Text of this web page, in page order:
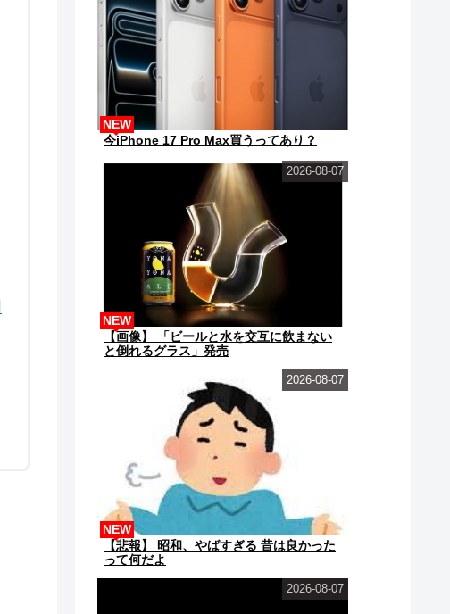
今iPhone 17 Pro Max買うってあり？
NEW
【画像】 「ビールと水を交互に飲まない
と倒れるグラス」発売
NEW
2026-08-07
【悲報】 昭和、やばすぎる 昔は良かった
って何だよ
NEW
2026-08-07
2026-08-07